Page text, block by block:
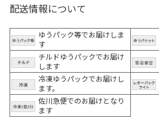
配送情報について
ゆうパック等でお届けしま
す
チルドゆうパックでお届け
します
冷凍ゆうパックでお届けし
ます。
佐川急便でのお届けとなり
ます